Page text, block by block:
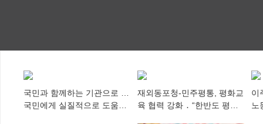
국민과 함께하는 기관으로 …
국민에게 실질적으로 도움이
재외동포청-민주평통, 평화교
육 협력 강화 ․ “한반도 평화,
이
노